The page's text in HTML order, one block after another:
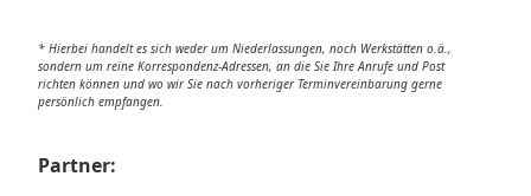
* Hierbei handelt es sich weder um Niederlassungen, noch Werkstätten o.ä.,
sondern um reine Korrespondenz-Adressen, an die Sie Ihre Anrufe und Post
richten können und wo wir Sie nach vorheriger Terminvereinbarung gerne
persönlich empfangen.
Partner: